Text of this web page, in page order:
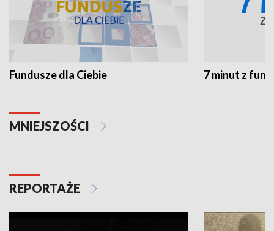
Fundusze dla Ciebie 7 minut z
MNIEJSZOŚCI
REPORTAŻE